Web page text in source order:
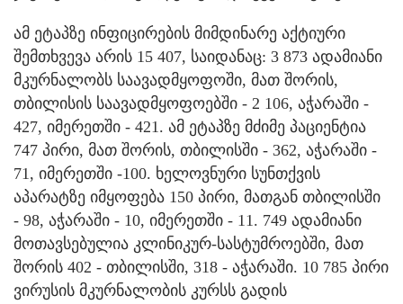
ამ ეტაპზე ინფიცირების მიმდინარე აქტიური
შემთხვევა არის 15 407, საიდანაც: 3 873 ადამიანი
მკურნალობს საავადმყოფოში, მათ შორის,
თბილისის საავადმყოფოებში - 2 106, აჭარაში -
427, იმერეთში - 421. ამ ეტაპზე მძიმე პაციენტია
747 პირი, მათ შორის, თბილისში - 362, აჭარაში -
71, იმერეთში -100. ხელოვნური სუნთქვის
აპარატზე იმყოფება 150 პირი, მათგან თბილისში
- 98, აჭარაში - 10, იმერეთში - 11. 749 ადამიანი
მოთავსებულია კლინიკურ-სასტუმროებში, მათ
შორის 402 - თბილისში, 318 - აჭარაში. 10 785 პირი
ვირუსის მკურნალობის კურსს გადის